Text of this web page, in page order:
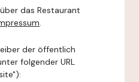
das Restaurant
.
der öffentlich
folgender URL